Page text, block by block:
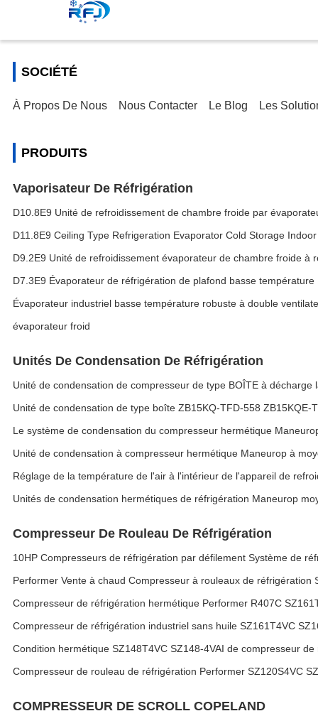
SOCIÉTÉ
À Propos De Nous Nous Contacter Le Blog Les
PRODUITS
Vaporisateur De Réfrigération
D10.8E9 Unité de refroidissement de chambre froide par
D11.8E9 Ceiling Type Refrigeration Evaporator Cold Storage
D9.2E9 Unité de refroidissement évaporateur de chambre froide à
D7.3E9 Évaporateur de réfrigération de plafond basse température
Évaporateur industriel basse température robuste à double
évaporateur froid
Unités De Condensation De Réfrigération
Unité de condensation de compresseur de type BOÎTE à
Unité de condensation de type boîte ZB15KQ-TFD-558
Le système de condensation du compresseur hermétique
Unité de condensation à compresseur hermétique Maneurop à
Réglage de la température de l'air à l'intérieur de l'appareil de
Unités de condensation hermétiques de réfrigération Maneurop
Compresseur De Rouleau De Réfrigération
10HP Compresseurs de réfrigération par défilement Système de
Performer Vente à chaud Compresseur à rouleaux de
Compresseur de réfrigération hermétique Performer R407C
Compresseur de réfrigération industriel sans huile SZ161T4VC
Condition hermétique SZ148T4VC SZ148-4VAI de compresseur
Compresseur de rouleau de réfrigération Performer SZ120S4VC
COMPRESSEUR DE SCROLL COPELAND